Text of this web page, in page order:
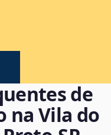
de
na Vila do